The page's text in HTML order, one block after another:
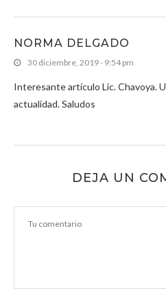
NORMA DELGADO
30 diciembre, 2019 - 9:54 pm
Interesante artículo Lic. Chavoya.
actualidad. Saludos
DEJA UN